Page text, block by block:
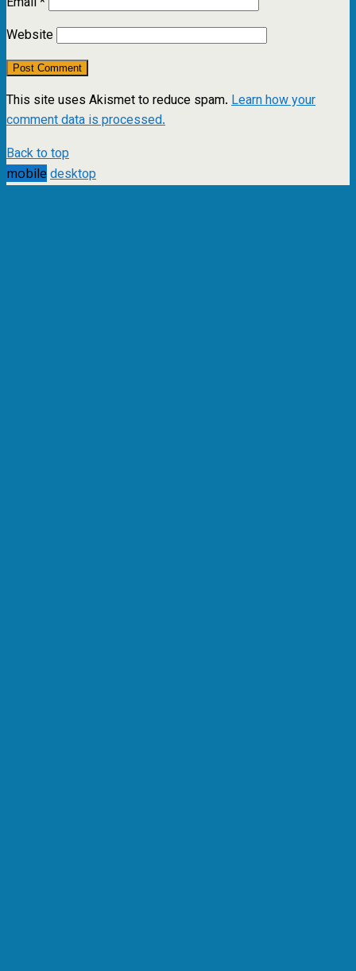
Website
This site uses Akismet to reduce spam. Learn how your
comment data is processed.
Back to top
mobile desktop